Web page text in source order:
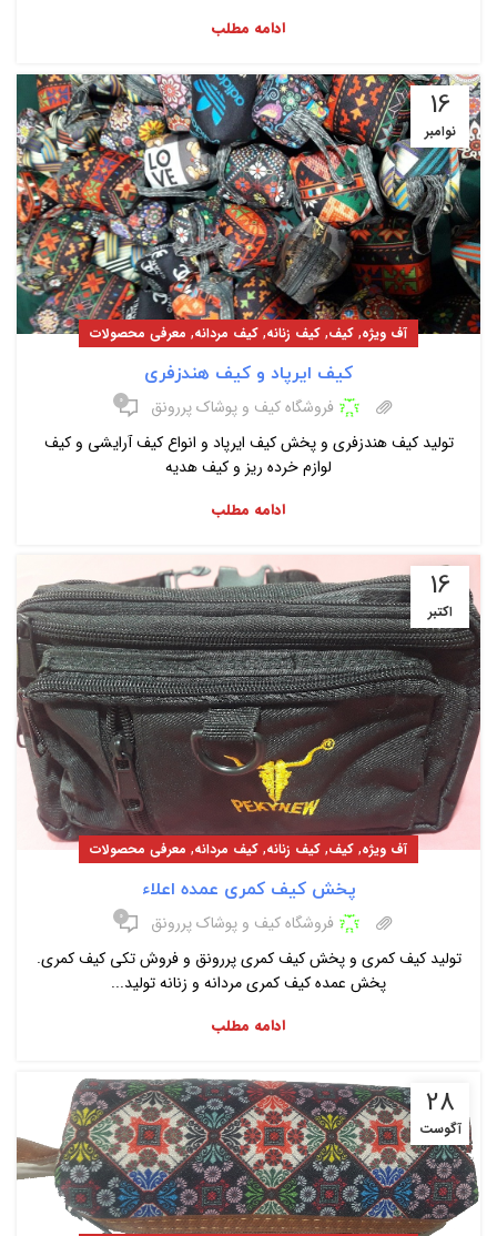
ادامه مطلب
16
نوامبر
آف ویژه, کیف, کیف زنانه, کیف مردانه, معرفی محصولات
کیف ایرپاد و کیف هندزفری
فروشگاه کیف و پوشاک پررونق ۰
تولید کیف هندزفری و پخش کیف ایرپاد و انواع کیف آرایشی و کیف
لوازم خرده ریز و کیف هدیه
ادامه مطلب
16
اکتبر
آف ویژه, کیف, کیف زنانه, کیف مردانه, معرفی محصولات
پخش کیف کمری عمده اعلاء
فروشگاه کیف و پوشاک پررونق ۰
تولید کیف کمری و پخش کیف کمری پررونق و فروش تکی کیف کمری.
پخش عمده کیف کمری مردانه و زنانه تولید...
ادامه مطلب
28
آگوست